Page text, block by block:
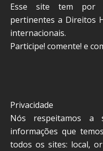
Esse site tem por
pertinentes a Direitos
internacionais.
Participe! comente! e
Privacidade
Nós respeitamos a
informações que
todos os sites: local,